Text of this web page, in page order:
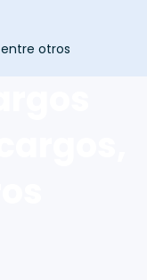
otros